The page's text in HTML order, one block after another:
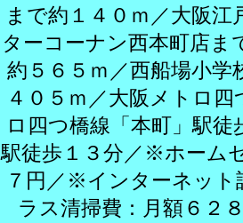
まで約１４０ｍ／大阪
ターコーナン西本町店ま
約５６５ｍ／西船場小学
４０５ｍ／大阪メトロ
ロ四つ橋線「本町」駅
駅徒歩１３分／※ホーム
７円／※インターネッ
ラス清掃費：月額６２